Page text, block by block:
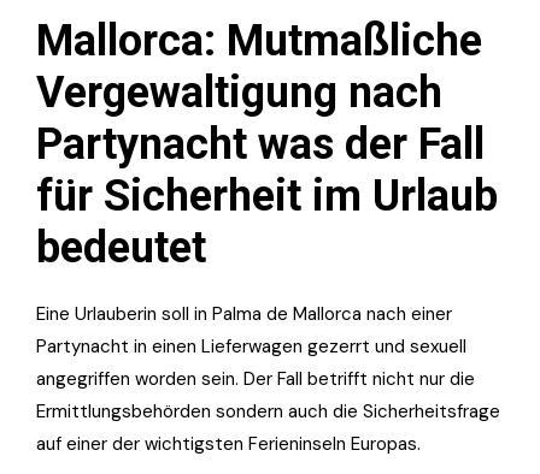
Mallorca: Mutmaßliche
Vergewaltigung nach
Partynacht was der Fall
für Sicherheit im Urlaub
bedeutet
Eine Urlauberin soll in Palma de Mallorca nach einer
Partynacht in einen Lieferwagen gezerrt und sexuell
angegriffen worden sein. Der Fall betrifft nicht nur die
Ermittlungsbehörden sondern auch die Sicherheitsfrage
auf einer der wichtigsten Ferieninseln Europas.